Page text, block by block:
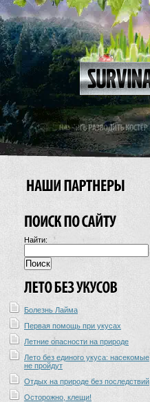
Найти:
Болезнь Лайма
Первая помощь при укусах
Летние опасности на природе
Лето без единого укуса: насекомые
не пройдут
Отдых на природе без последствий
Осторожно, клещи!